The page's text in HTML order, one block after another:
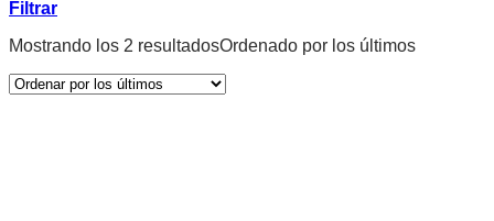
Filtrar
Mostrando los 2 resultadosOrdenado por los últimos